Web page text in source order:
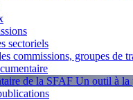
sectoriels
commissions, groupes de
de la SFAF Un outil à la